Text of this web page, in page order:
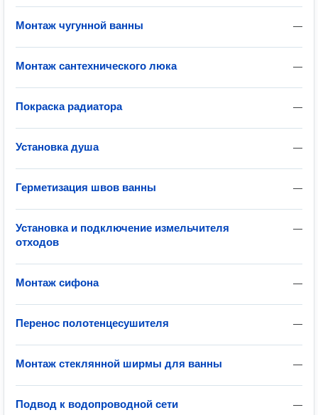
—
Монтаж чугунной ванны
—
Монтаж сантехнического люка
—
Покраска радиатора
—
Установка душа
—
Герметизация швов ванны
—
Установка и подключение измельчителя
отходов
—
Монтаж сифона
—
Перенос полотенцесушителя
—
Монтаж стеклянной ширмы для ванны
—
Подвод к водопроводной сети